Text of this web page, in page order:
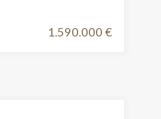
1.590.000 €